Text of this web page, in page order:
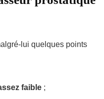
lui quelques points
faible ;